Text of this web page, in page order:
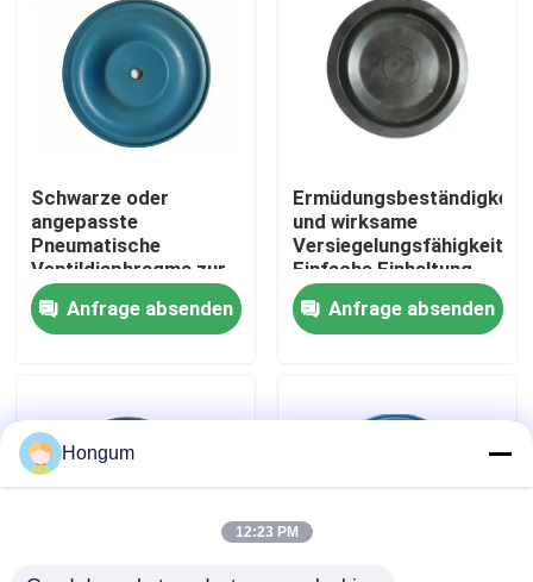
Über uns
Werksbesichtigung
Qualitätskontrolle
Neuigkeiten
Bitte um ein Angebot
Gummimembrandichtungen
Schwarze oder
angepasste
Pneumatische
Ventildiaphragma zur
Steuerung von
Ventilmedien
Anfrage absenden
Ermüdungsbeständigkeit
und wirksame
Versiegelungsfähigkeit
Einfache Einhaltung
der Vorschriften
Anfrage absenden
Hongum
12:23 PM